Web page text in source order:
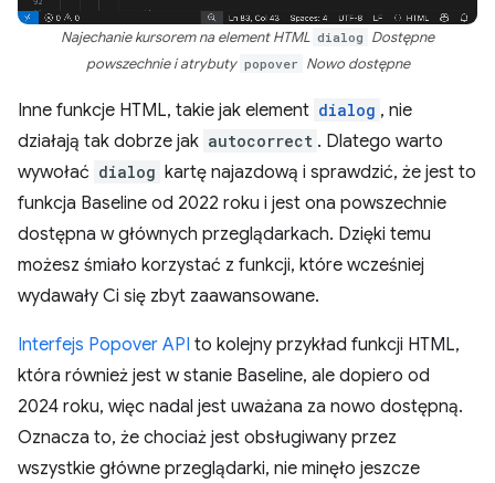
Najechanie kursorem na element HTML dialog Dostępne
powszechnie i atrybuty popover Nowo dostępne
Inne funkcje HTML, takie jak element dialog , nie
działają tak dobrze jak autocorrect . Dlatego warto
wywołać dialog kartę najazdową i sprawdzić, że jest to
funkcja Baseline od 2022 roku i jest ona powszechnie
dostępna w głównych przeglądarkach. Dzięki temu
możesz śmiało korzystać z funkcji, które wcześniej
wydawały Ci się zbyt zaawansowane.
Interfejs Popover API to kolejny przykład funkcji HTML,
która również jest w stanie Baseline, ale dopiero od
2024 roku, więc nadal jest uważana za nowo dostępną.
Oznacza to, że chociaż jest obsługiwany przez
wszystkie główne przeglądarki, nie minęło jeszcze